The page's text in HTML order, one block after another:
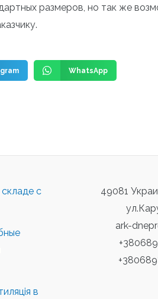
размеров, но так же
WhatsApp
с
в
49081
ark-